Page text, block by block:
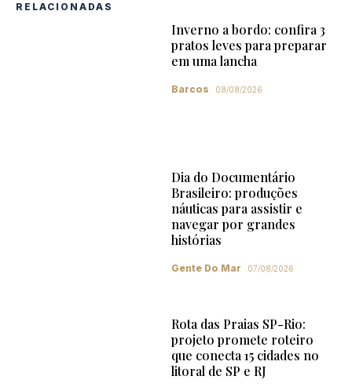
RELACIONADAS
Inverno a bordo: confira 3
pratos leves para preparar
em uma lancha
Barcos 08/08/2026
Dia do Documentário
Brasileiro: produções
náuticas para assistir e
navegar por grandes
histórias
Gente Do Mar 07/08/2026
Rota das Praias SP-Rio:
projeto promete roteiro
que conecta 15 cidades no
litoral de SP e RJ